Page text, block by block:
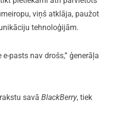
viņš atklāja, paužot
tehnoloģijām.
pasts nav drošs,” ģenerāļa
savā BlackBerry, tiek